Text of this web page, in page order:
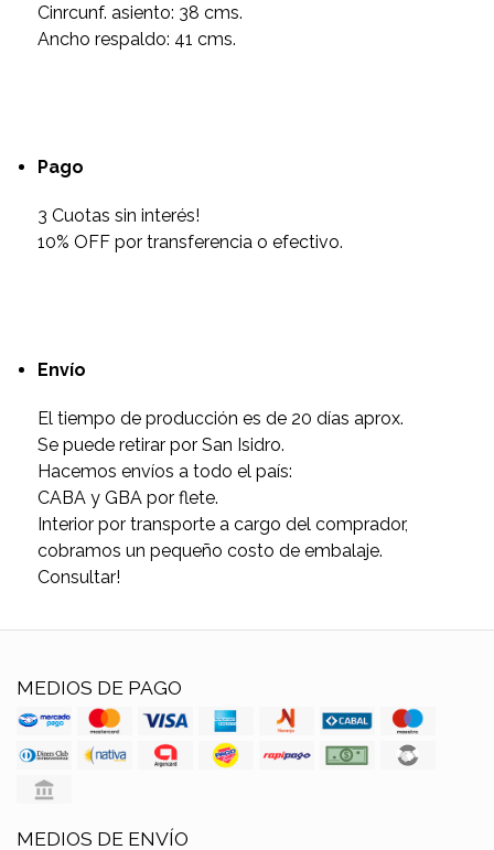
Cinrcunf. asiento: 38 cms.
Ancho respaldo: 41 cms.
Pago
3 Cuotas sin interés!
10% OFF por transferencia o efectivo.
Envío
El tiempo de producción es de 20 días aprox.
Se puede retirar por San Isidro.
Hacemos envíos a todo el país:
CABA y GBA por flete.
Interior por transporte a cargo del comprador,
cobramos un pequeño costo de embalaje.
Consultar!
MEDIOS DE PAGO
MEDIOS DE ENVÍO